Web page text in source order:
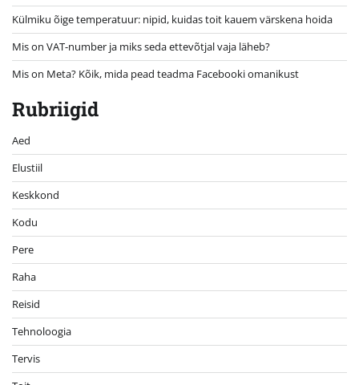
Külmiku õige temperatuur: nipid, kuidas toit kauem värskena hoida
Mis on VAT-number ja miks seda ettevõtjal vaja läheb?
Mis on Meta? Kõik, mida pead teadma Facebooki omanikust
Rubriigid
Aed
Elustiil
Keskkond
Kodu
Pere
Raha
Reisid
Tehnoloogia
Tervis